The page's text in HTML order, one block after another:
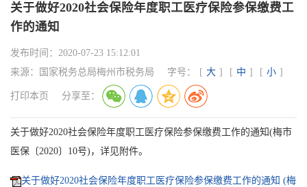
关于做好2020社会保险年度职工医疗保险参保缴费工
作的通知
发布时间： 2020-07-23 15:12:01
来源：
国家税务总局梅州市税务局 字号： [ 大 ] [ 中 ] [ 小 ]
打印本页 分享至：
关于做好2020社会保险年度职工医疗保险参保缴费工作的通知(梅市
医保〔2020〕10号)，详见附件。
关于做好2020社会保险年度职工医疗保险参保缴费工作的通知 (梅